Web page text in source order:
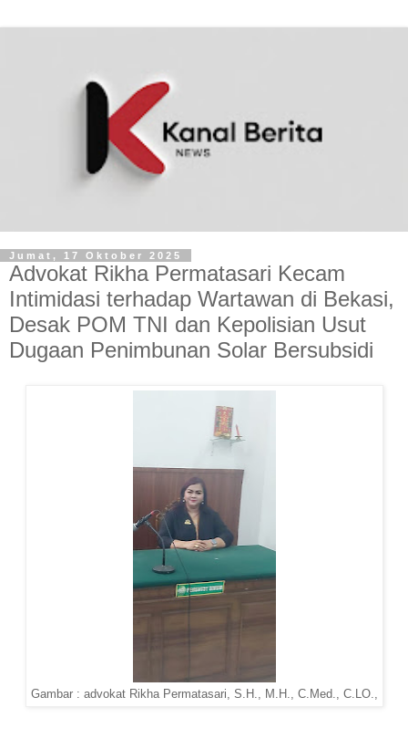
Jumat, 17 Oktober 2025
Advokat Rikha Permatasari Kecam
Intimidasi terhadap Wartawan di Bekasi,
Desak POM TNI dan Kepolisian Usut
Dugaan Penimbunan Solar Bersubsidi
Gambar : advokat Rikha Permatasari, S.H., M.H., C.Med., C.LO.,